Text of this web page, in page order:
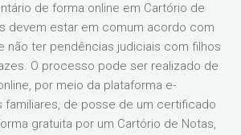
de forma online em Cartório de
devem estar em comum acordo com
não ter pendências judiciais com filhos
O processo pode ser realizado de
por meio da plataforma e-
familiares, de posse de um certificado
gratuita por um Cartório de Notas,